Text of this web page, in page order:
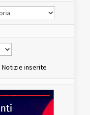
inserite